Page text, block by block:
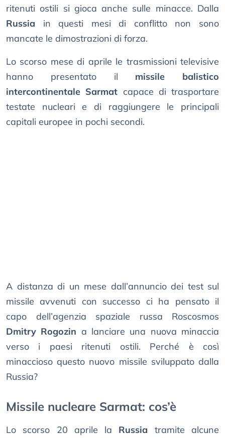
ritenuti ostili si gioca anche sulle minacce. Dalla
Russia in questi mesi di conflitto non sono
mancate le dimostrazioni di forza.
Lo scorso mese di aprile le trasmissioni televisive
hanno presentato il missile balistico
intercontinentale Sarmat capace di trasportare
testate nucleari e di raggiungere le principali
capitali europee in pochi secondi.
A distanza di un mese dall’annuncio dei test sul
missile avvenuti con successo ci ha pensato il
capo dell’agenzia spaziale russa Roscosmos
Dmitry Rogozin a lanciare una nuova minaccia
verso i paesi ritenuti ostili. Perché è così
minaccioso questo nuovo missile sviluppato dalla
Russia?
Missile nucleare Sarmat: cos’è
Lo scorso 20 aprile la Russia tramite alcune